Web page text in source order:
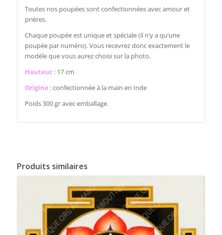
Toutes nos poupées sont confectionnées avec amour et
prières.
Chaque poupée est unique et spéciale (il n’y a qu’une
poupée par numéro). Vous recevrez donc exactement le
modèle que vous aurez choisi sur la photo.
Hauteur: 17 cm
Origine : confectionnée à la main en Inde
Poids 300 gr avec emballage.
Produits similaires